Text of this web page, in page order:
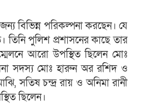
বিভিন্ন পরিকল্পনা করছেন। যে
পুলিশ প্রশাসনের কাছে তার
আরো উপস্থিত ছিলেন মোঃ
সদস্য মোঃ হারুন অর রশিদ ও
সতিষ চন্দ্র রায় ও অনিমা রানী
ছিলেন।